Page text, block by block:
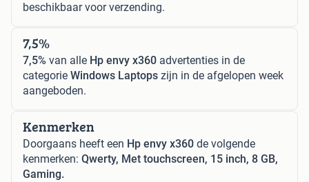
beschikbaar voor verzending.
7,5%
7,5% van alle Hp envy x360 advertenties in de
categorie Windows Laptops zijn in de afgelopen week
aangeboden.
Kenmerken
Doorgaans heeft een Hp envy x360 de volgende
kenmerken: Qwerty, Met touchscreen, 15 inch, 8 GB,
Gaming.